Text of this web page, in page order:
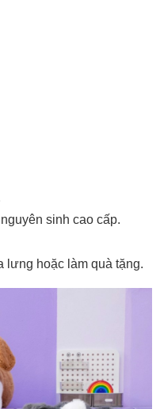
sinh cao cấp.
lưng hoặc làm quà tặng.